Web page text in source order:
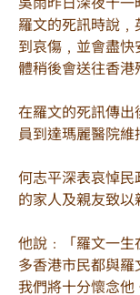
羅文的死訊時說
到哀傷﹐並會盡
體稍後會送往香港
在羅文的死訊傳
員到達瑪麗醫院維
何志平深表哀悼
的家人及親友致以
他說﹕「羅文一
多香港市民都與羅
我們將十分懷念他